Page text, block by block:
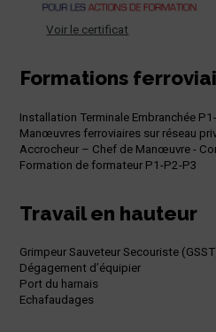
Voir le certificat
Formations
Installation Terminale Embranchée
Manœuvres ferroviaires sur réseau
Accrocheur – Chef de Manœuvre -
Formation de formateur P1-P2-P3
Travail en hauteur
Grimpeur Sauveteur Secouriste
Dégagement d’équipier
Port du harnais
Echafaudages